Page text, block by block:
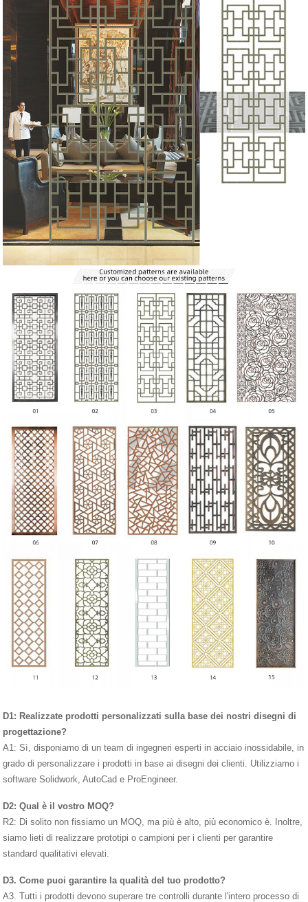
D1: Realizzate prodotti personalizzati sulla base dei nostri disegni di
progettazione?
A1: Sì, disponiamo di un team di ingegneri esperti in acciaio inossidabile, in
grado di personalizzare i prodotti in base ai disegni dei clienti. Utilizziamo i
software Solidwork, AutoCad e ProEngineer.
D2: Qual è il vostro MOQ?
R2: Di solito non fissiamo un MOQ, ma più è alto, più economico è. Inoltre,
siamo lieti di realizzare prototipi o campioni per i clienti per garantire
standard qualitativi elevati.
D3. Come puoi garantire la qualità del tuo prodotto?
A3. Tutti i prodotti devono superare tre controlli durante l'intero processo di